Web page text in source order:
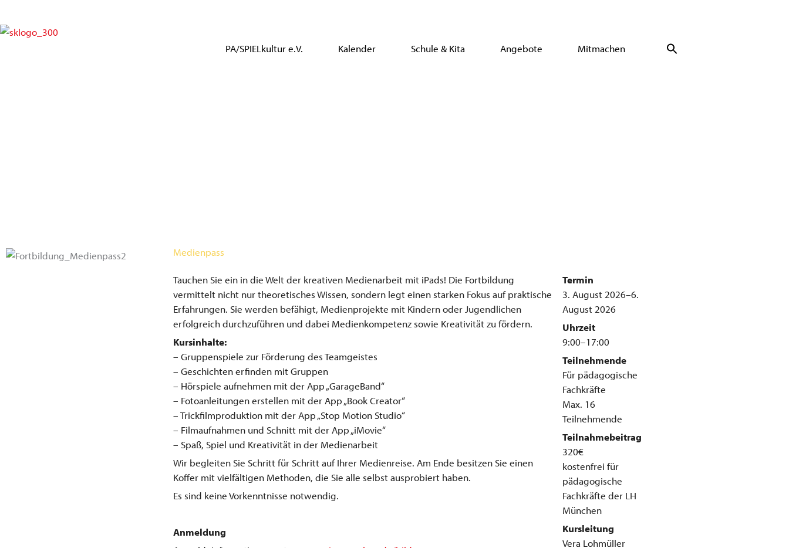
springen
PA/SPIELkultur e.V.
Kalender Schule & Kita Angebote Mitmachen
Medienpass
Tauchen Sie ein in die Welt der kreativen Medienarbeit mit iPads! Die Fortbildung
vermittelt nicht nur theoretisches Wissen, sondern legt einen starken Fokus auf praktische
Erfahrungen. Sie werden befähigt, Medienprojekte mit Kindern oder Jugendlichen
erfolgreich durchzuführen und dabei Medienkompetenz sowie Kreativität zu fördern.
Kursinhalte:
– Gruppenspiele zur Förderung des Teamgeistes
– Geschichten erfinden mit Gruppen
– Hörspiele aufnehmen mit der App „GarageBand“
– Fotoanleitungen erstellen mit der App „Book Creator“
– Trickfilmproduktion mit der App „Stop Motion Studio“
– Filmaufnahmen und Schnitt mit der App „iMovie“
– Spaß, Spiel und Kreativität in der Medienarbeit
Wir begleiten Sie Schritt für Schritt auf Ihrer Medienreise. Am Ende besitzen Sie einen
Koffer mit vielfältigen Methoden, die Sie alle selbst ausprobiert haben.
Es sind keine Vorkenntnisse notwendig.
Anmeldung
Termin
3. August 2026–6.
August 2026
Uhrzeit
9:00–17:00
Teilnehmende
Für pädagogische
Fachkräfte
Max. 16
Teilnehmende
Teilnahmebeitrag
320€
kostenfrei für
pädagogische
Fachkräfte der LH
München
Kursleitung
Vera Lohmüller